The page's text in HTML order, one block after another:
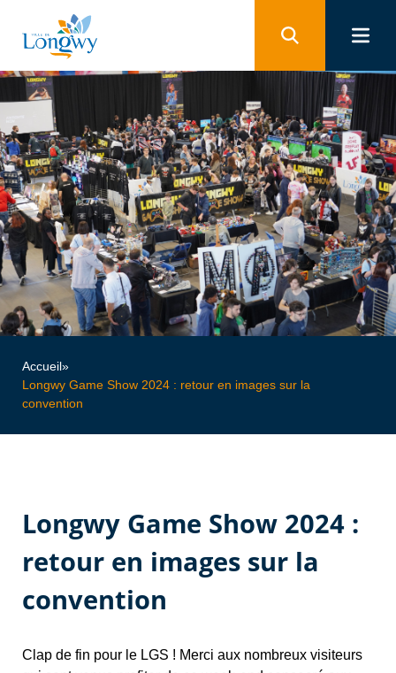
Accueil»
Longwy Game Show 2024 : retour en images sur la
convention
Longwy Game Show 2024 :
retour en images sur la
convention
Clap de fin pour le LGS ! Merci aux nombreux visiteurs
Panneau de gestion des cookies